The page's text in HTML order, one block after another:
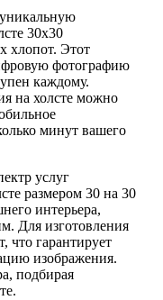
30х30
хлопот. Этот
фотографию
каждому.
на холсте можно
минут вашего
услуг
размером 30 на 30
интерьера,
Для изготовления
что гарантирует
изображения.
подбирая